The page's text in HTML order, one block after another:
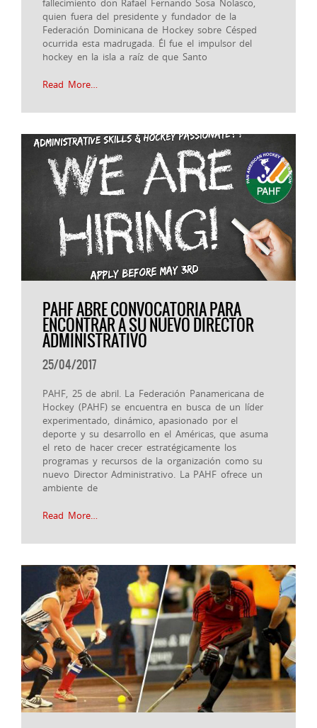
quien fuera del presidente y fundador de la
Federación Dominicana de Hockey sobre Césped
ocurrida esta madrugada. Él fue el impulsor del
hockey en la isla a raíz de que Santo
Read More…
PAHF ABRE CONVOCATORIA PARA
ENCONTRAR A SU NUEVO DIRECTOR
ADMINISTRATIVO
25/04/2017
PAHF, 25 de abril. La Federación Panamericana de
Hockey (PAHF) se encuentra en busca de un líder
experimentado, dinámico, apasionado por el
deporte y su desarrollo en el Américas, que asuma
el reto de hacer crecer estratégicamente los
programas y recursos de la organización como su
nuevo Director Administrativo. La PAHF ofrece un
ambiente de
Read More…